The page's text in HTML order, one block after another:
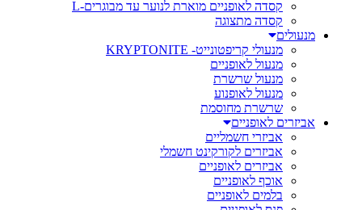
קסדה לאופניים מוארת לנוער עד מבוגרים-L
קסדה מתצוגה
מנעולים
מנעולי קריפטונייט- KRYPTONITE
מנעול לאופניים
מנעול שרשרת
מנעול לאופנוע
שרשרת מחוסמת
אביזרים לאופניים
אביזרי חשמליים
אביזרים לקורקינט חשמלי
אביזרים לאופניים
אוכף לאופניים
בלמים לאופניים